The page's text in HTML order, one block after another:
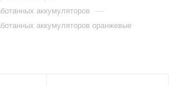
аккумуляторов —
аккумуляторов оранжевые